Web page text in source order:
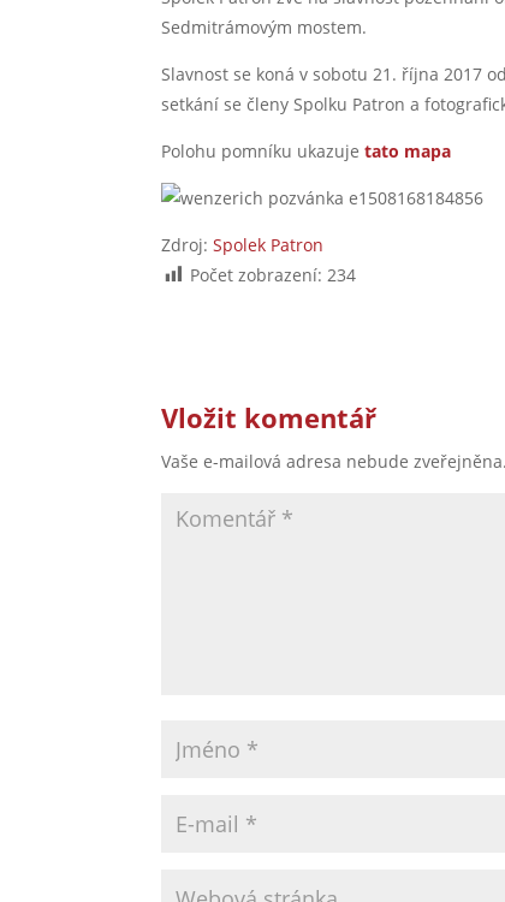
Sedmitrámovým mostem.
Slavnost se koná v sobotu 21. října 2017
setkání se členy Spolku Patron a
Polohu pomníku ukazujetato mapa
Zdroj:Spolek Patron
Počet zobrazení: 234
Vložit komentář
Vaše e-mailová adresa nebude zveřejněna.